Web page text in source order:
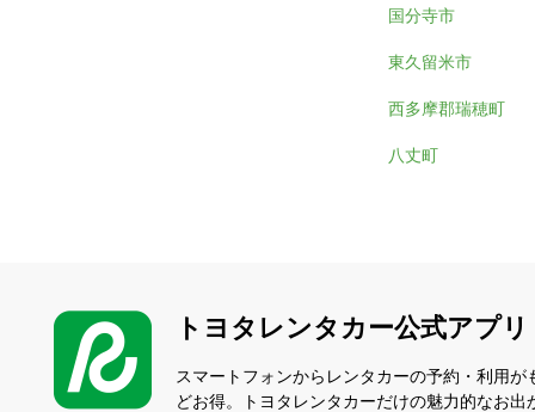
国分寺市
東久留米市
西多摩郡瑞穂町
八丈町
トヨタレンタカー公式アプリ
スマートフォンからレンタカーの予約・利用
どお得。トヨタレンタカーだけの魅力的なお出